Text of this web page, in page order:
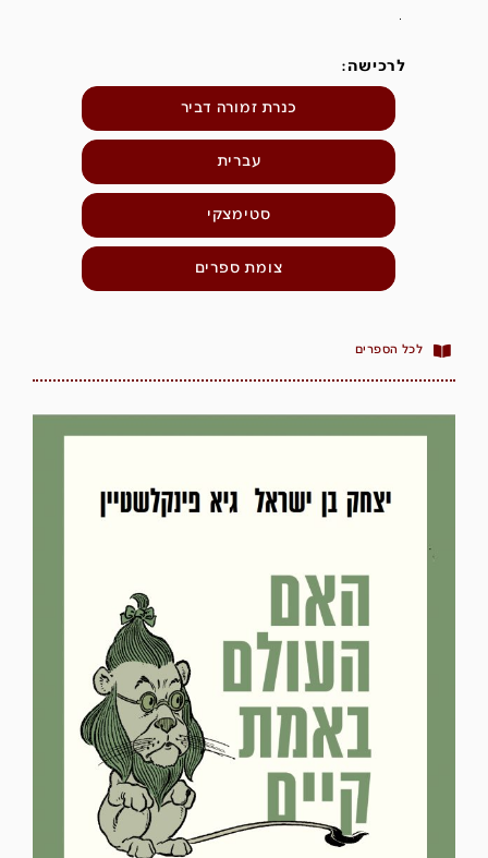
לרכישה:
כנרת זמורה דביר
עברית
סטימצקי
צומת ספרים
לכל הספרים